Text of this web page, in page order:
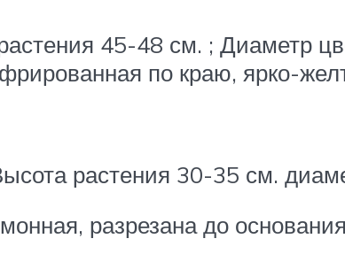
45-48 см. ; Диаметр
по краю, ярко-
растения 30-35 см.
разрезана до